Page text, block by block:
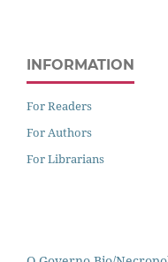
INFORMATION
For Readers
For Authors
For Librarians